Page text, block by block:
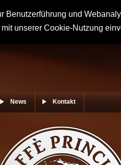
und
unserer Cookie-Nutzung
News Kontakt